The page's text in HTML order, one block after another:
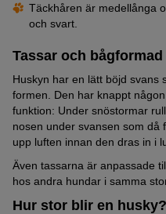
Täckhåren är medellånga
och svart.
Tassar och
Huskyn har en lätt böjd svans
formen. Den har knappt
funktion: Under snöstormar
nosen under svansen som då
upp luften innan den dras in i
Även tassarna är anpassade
hos andra hundar i samma
Hur stor blir en husky?